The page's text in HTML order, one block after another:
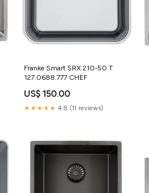
Franke Smart SRX 210-50 T
127.0688.777 CHEF
US$ 150.00
★★★★★ 4.8 (11 reviews)